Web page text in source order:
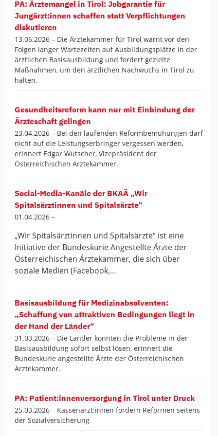
PA: Ärztemangel in Tirol: Jobgarantie für
Jungärzt:innen schaffen statt Verpflichtungen
diskutieren
13.05.2026 – Die Ärztekammer für Tirol warnt vor den
Folgen langer Wartezeiten auf Ausbildungsplätze in der
ärztlichen Basisausbildung und fordert gezielte
Maßnahmen, um den ärztlichen Nachwuchs in Tirol zu
halten.
Gesundheitsreform kann nur mit Einbindung der
Ärzteschaft gelingen
23.04.2026 – Bei den laufenden Reformbemühungen darf
nicht auf die Leistungserbringer vergessen werden,
erinnert Edgar Wutscher, Vizepräsident der
Österreichischen Ärztekammer.
Social-Media-Kanäle der BKAÄ „Wir
Spitalsärztinnen und Spitalsärzte“
01.04.2026 –
„Wir Spitalsärztinnen und Spitalsärzte“ ist eine
Initiative der Bundeskurie Angestellte Ärzte der
Österreichischen Ärztekammer, die sich über
soziale Medien (Facebook,…
Basisausbildung für Medizinabsolventen:
„Schaffung von attraktiven Bedingungen liegt in
der Hand der Länder“
31.03.2026 – Die Länder könnten die Probleme in der
Basisausbildung sofort selbst lösen, erinnert die
Bundeskurie angestellte Ärzte der Österreichischen
Ärztekammer.
PA: Patient:innenversorgung in Tirol unter Druck
25.03.2026 – Kassenärzt:innen fordern Reformen seitens
der Sozialversicherung